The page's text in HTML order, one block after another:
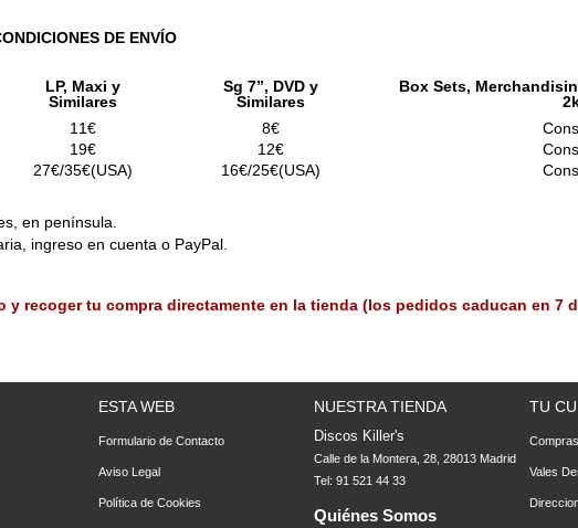
DE ENVÍO
LP, Maxi y
Similares
Sg 7”, DVD y
Similares
Box Sets,
11€ 8€
19€ 12€
27€/35€(USA) 16€/25€(USA)
en península.
ingreso en cuenta o PayPal.
y recoger tu compra directamente en la tienda (los pedidos caducan en 7
ESTA WEB
Formulario de Contacto
Aviso Legal
Política de Cookies
NUESTRA TIENDA
Discos Killer's
Calle de la Montera, 28, 28013 Madrid
Tel: 91 521 44 33
Quiénes Somos
TU
Compras
Vales